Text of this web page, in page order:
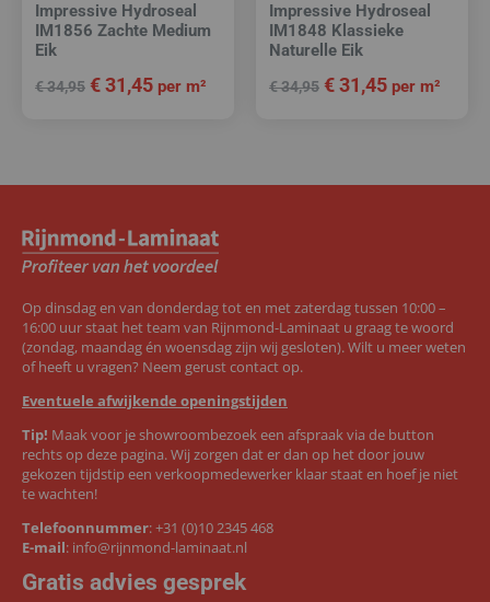
Impressive Hydroseal
IM1856 Zachte Medium
Eik
€34,95 €31,45 per m²
Impressive Hydroseal
IM1848 Klassieke
Naturelle Eik
€34,95 €31,45 per m²
Op dinsdag en van donderdag tot en met zaterdag tussen 10:00 –
16:00 uur staat het team van Rijnmond-Laminaat u graag te woord
(zondag, maandag én woensdag zijn wij gesloten). Wilt u meer weten
of heeft u vragen? Neem gerust contact op.
Eventuele afwijkende openingstijden
Tip! Maak voor je showroombezoek een afspraak via de button
rechts op deze pagina. Wij zorgen dat er dan op het door jouw
gekozen tijdstip een verkoopmedewerker klaar staat en hoef je niet
te wachten!
Telefoonnummer:+31 (0)10 2345 468
E-mail: info@rijnmond-laminaat.nl
Gratis advies gesprek